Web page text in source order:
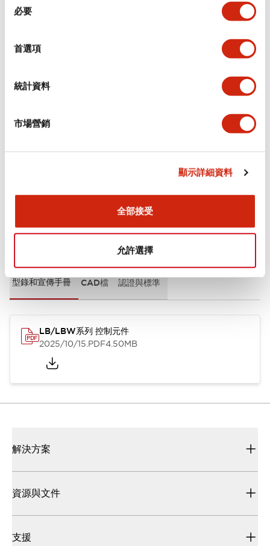
必要
首選項
統計資料
市場營銷
顯示詳細資料
全部接受
允許選擇
規格 顯示全部 +
文件和檔案
型錄和宣傳手冊 CAD檔 認證與標準
LB/LBW系列 控制元件
2025/10/15.PDF4.50MB
解決方案
資源與文件
支援